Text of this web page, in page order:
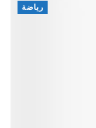
رياضة